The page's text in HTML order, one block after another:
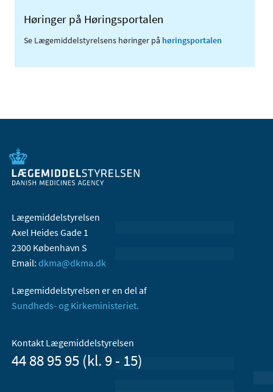
Høringer på Høringsportalen
Se Lægemiddelstyrelsens høringer på høringsportalen
Lægemiddelstyrelsen
Axel Heides Gade 1
2300 København S
Email: dkma@dkma.dk
Lægemiddelstyrelsen er en del af
Sundheds- og Kirkeministeriet.
Kontakt Lægemiddelstyrelsen
44 88 95 95 (kl. 9 - 15)